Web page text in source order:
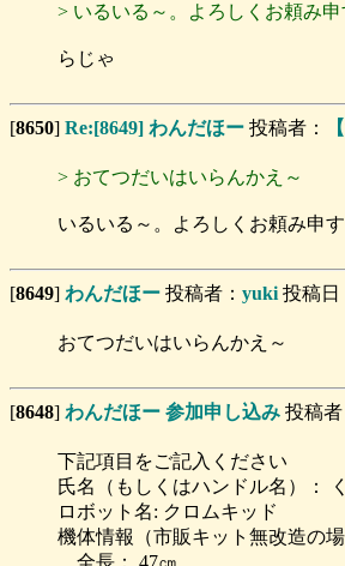
> いるいる～。よろしくお頼み申
らじゃ
[8650] Re:[8649] わんだほー 投稿者：
> おてつだいはいらんかえ～
いるいる～。よろしくお頼み申
[8649] わんだほー 投稿者： yuki 投稿日
おてつだいはいらんかえ～
[8648] わんだほー 参加申し込み 投稿者
下記項目をご記入ください
氏名（もしくはハンドル名）：
ロボット名: クロムキッド
機体情報（市販キット無改造の
全長： 47㎝